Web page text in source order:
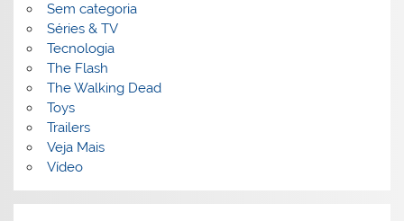
Sem categoria
Séries & TV
Tecnologia
The Flash
The Walking Dead
Toys
Trailers
Veja Mais
Vídeo